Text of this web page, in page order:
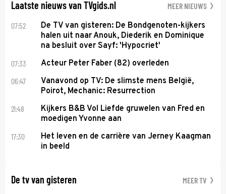
Laatste nieuws van TVgids.nl MEER NIEUWS
07:52
De TV van gisteren: De Bondgenoten-kijkers
halen uit naar Anouk, Diederik en Dominique
na besluit over Sayf: 'Hypocriet'
07:33 Acteur Peter Faber (82) overleden
06:47
Vanavond op TV: De slimste mens België,
Poirot, Mechanic: Resurrection
21:48
Kijkers B&B Vol Liefde gruwelen van Fred en
moedigen Yvonne aan
17:30
Het leven en de carrière van Jerney Kaagman
in beeld
De tv van gisteren MEER TV